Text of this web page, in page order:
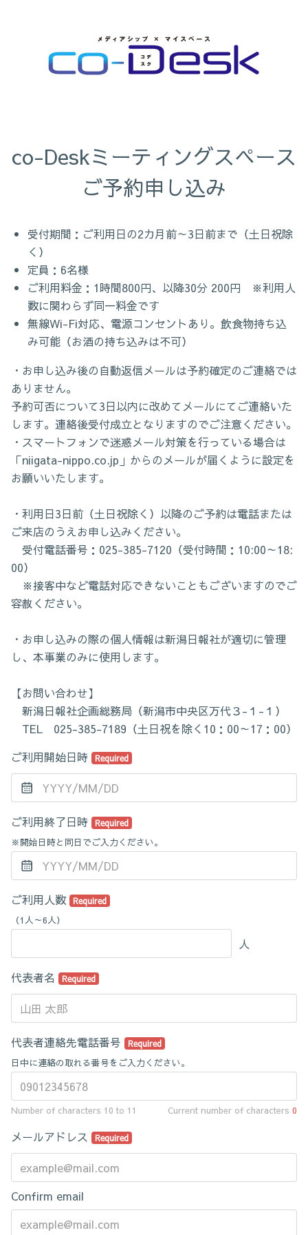
co-Deskミーティングスペース
ご予約申し込み
受付期間：ご利用日の2カ月前～3日前まで（土日祝除
く）
定員：6名様
ご利用料金：1時間800円、以降30分 200円 ※利用人
数に関わらず同一料金です
無線Wi-Fi対応、電源コンセントあり。飲食物持ち込
み可能（お酒の持ち込みは不可）
・お申し込み後の自動返信メールは予約確定のご連絡では
ありません。
予約可否について3日以内に改めてメールにてご連絡いた
します。連絡後受付成立となりますのでご注意ください。
・スマートフォンで迷惑メール対策を行っている場合は
「niigata-nippo.co.jp」からのメールが届くように設定を
お願いいたします。
・利用日3日前（土日祝除く）以降のご予約は電話または
ご来店のうえお申し込みください。
受付電話番号：025-385-7120（受付時間：10:00～18:
00）
※接客中など電話対応できないこともございますのでご
容赦ください。
・お申し込みの際の個人情報は新潟日報社が適切に管理
し、本事業のみに使用します。
【お問い合わせ】
新潟日報社企画総務局（新潟市中央区万代３-１-１）
TEL 025-385-7189（土日祝を除く10：00～17：00）
ご利用開始日時
Required
ご利用終了日時 Required
※開始日時と同日でご入力ください。
ご利用人数 Required
（1人～6人）
人
代表者名 Required
代表者連絡先電話番号 Required
日中に連絡の取れる番号をご入力ください。
Number of characters 10 to 11 Current number of characters 0
メールアドレス Required
Confirm email